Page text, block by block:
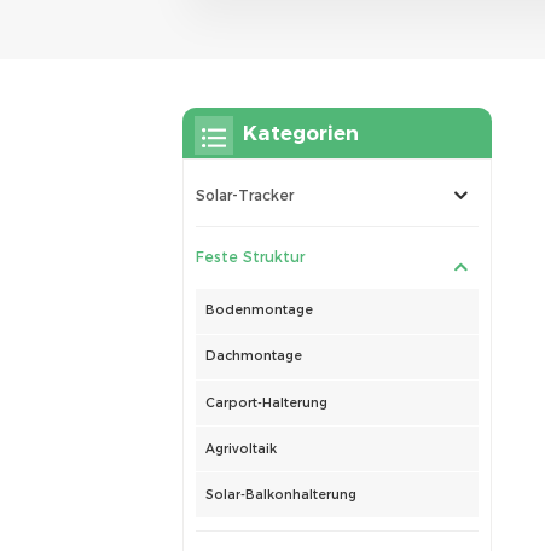
Kategorien
Solar-Tracker
Feste Struktur
Bodenmontage
Dachmontage
Carport-Halterung
Agrivoltaik
Solar-Balkonhalterung